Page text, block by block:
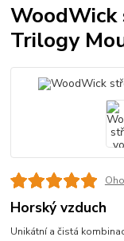
WoodWick
Trilogy
Horský vzduch
Unikátní a čistá